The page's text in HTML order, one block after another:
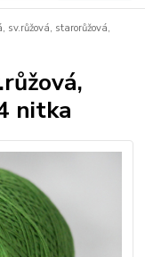
sv.růžová, starorůžová,
nitka